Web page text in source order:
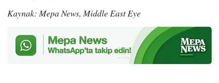
Kaynak: Mepa News, Middle East Eye